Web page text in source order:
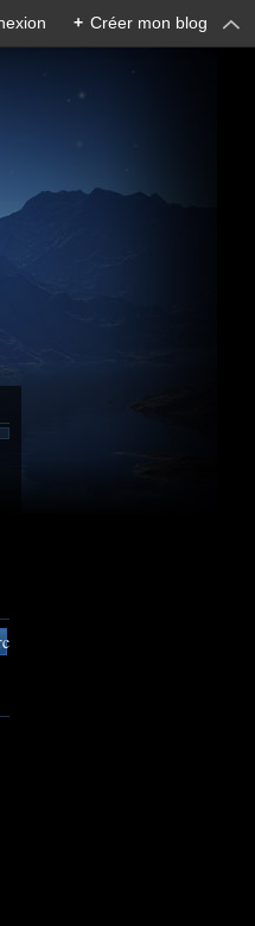
+ Créer mon blog